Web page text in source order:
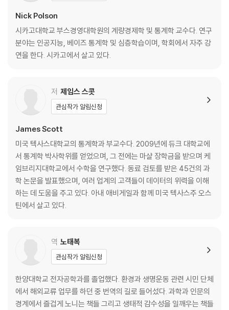
하기까지·132│베이즈 규칙으로 더 똑똑해지는 법: 의료 진단과 펀드매니
저 고르기·138
[쓸모 있는 수학 개념] 방정식으로 풀어보는 베이즈 규칙·154
이스 호퍼·167│그레이스 호퍼에서 알렉사까지: 자연언어 혁명 ·180│통
계의 가치를 인식한 컴퓨터 개발자들·187│방대한 데이터가 혁명을 촉진
시키다·191│단어는 어떻게 숫자가 되는가 ·195
[수학이 만든 미래] 기계와 인간이 대화하는 미래·210
V. 행운과 스캔들 사이, ‘이상’을 탐지하라: 변동성·213
‘정말로 운이 좋은 사람’은 있는가·216│17세기 영국 경제위기가 놓친 것,
변동성· 220│세기의 수학 천재 뉴턴도 넘지 못한 함정·227│모든 곳에 변
동성이 있다: AI 시대의 이상 탐지 ·238 │디지털 시대를 위한 ‘머니볼’ ·25
[쓸모 있는 수학 개념] 제곱근 규칙, 일명 드무아브르 방정식·258
Al 시대에도 인간이 똑똑해야 하는 이유·267│1막: 성급하게 내린 결론은
위험하다·269│막간극: 왜 가정을 잘 세워야 하는가·271│2막: 당신의 피
광 ·286
[수학이 만든 미래] 모형은 녹슬기 마련이다·293
Nick Polson
시카고대학교 부스경영대학원의 계량경제학 및 통계학 교수다. 연구
분야는 인공지능, 베이즈 통계학 및 심층학습이며, 학회에서 자주 강
연을 한다. 시카고에서 살고 있다.
저 제임스 스콧
관심작가 알림신청
James Scott
미국 텍사스대학교의 통계학과 부교수다. 2009년에 듀크 대학교에
서 통계학 박사학위를 얻었으며, 그 전에는 마샬 장학금을 받으며 케
임브리지대학교에서 수학을 연구했다. 동료 검토를 받은 45건의 과
학 논문을 발표했으며, 여러 업계의 고객들이 데이터의 위력을 이해
하는 데 도움을 주고 있다. 아내 애비게일과 함께 미국 텍사스주 오스
틴에서 살고 있다.
역 노태복
관심작가 알림신청
한양대학교 전자공학과를 졸업했다. 환경과 생명운동 관련 시민 단체
에서 해외교류 업무를 하던 중 번역의 길로 들어섰다. 과학과 인문의
경계에서 즐겁게 노니는 책들 그리고 생태적 감수성을 일깨우는 책들